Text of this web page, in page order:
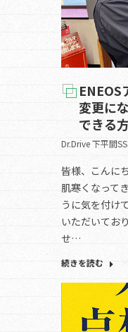
変更に
できる
Dr.Drive 下平間SS
皆様、こんに
肌寒くなって
うに気を付け
いただいてお
せ…
続きを読む